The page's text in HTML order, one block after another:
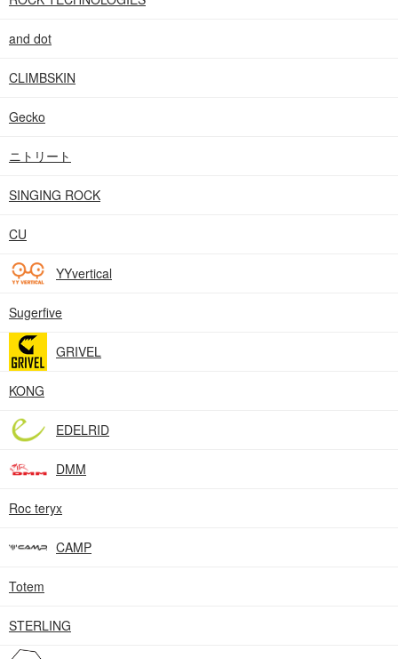
and dot
CLIMBSKIN
Gecko
ニトリート
SINGING ROCK
CU
YYvertical
Sugerfive
GRIVEL
KONG
EDELRID
DMM
Roc teryx
CAMP
Totem
STERLING